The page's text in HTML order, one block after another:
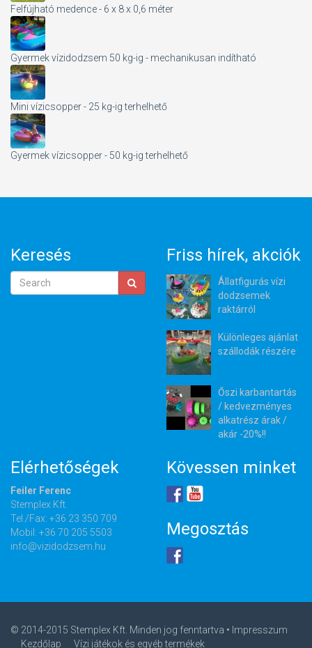
Felfújható medence - 6 x 8 x 0,6 méter
Gyermek vízidodzsem 50 kg-ig - mechanikusan indítható
Mini vízicsopper - 25 kg-ig terhelhető
Gyermek vízicsopper - 50 kg-ig terhelhető
Keresés Friss hírek, akciók
Állatfigurás vízi
dodzsemek
raktárról
Különleges ajánlat
szállodák részére
Őszi karbantartás
/ kedvezményes
alkatrész árak /
akár -20%!!
Elérhetőségek
Feiler Ferenc
Stemplex Kft.
Tel./Fax: +36 23 350 709
Mobil: +36 70 205 5503
info@vizidodzsem.hu
Kövessen minket
Megosztás
© 2014-2015 Stemplex Kft. Minden jog fenntartva • Impresszum
Kezdőlap
Vízi játékok és egyéb termékek